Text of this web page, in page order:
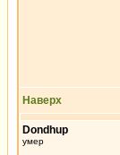
Наверх
Dondhup
умер